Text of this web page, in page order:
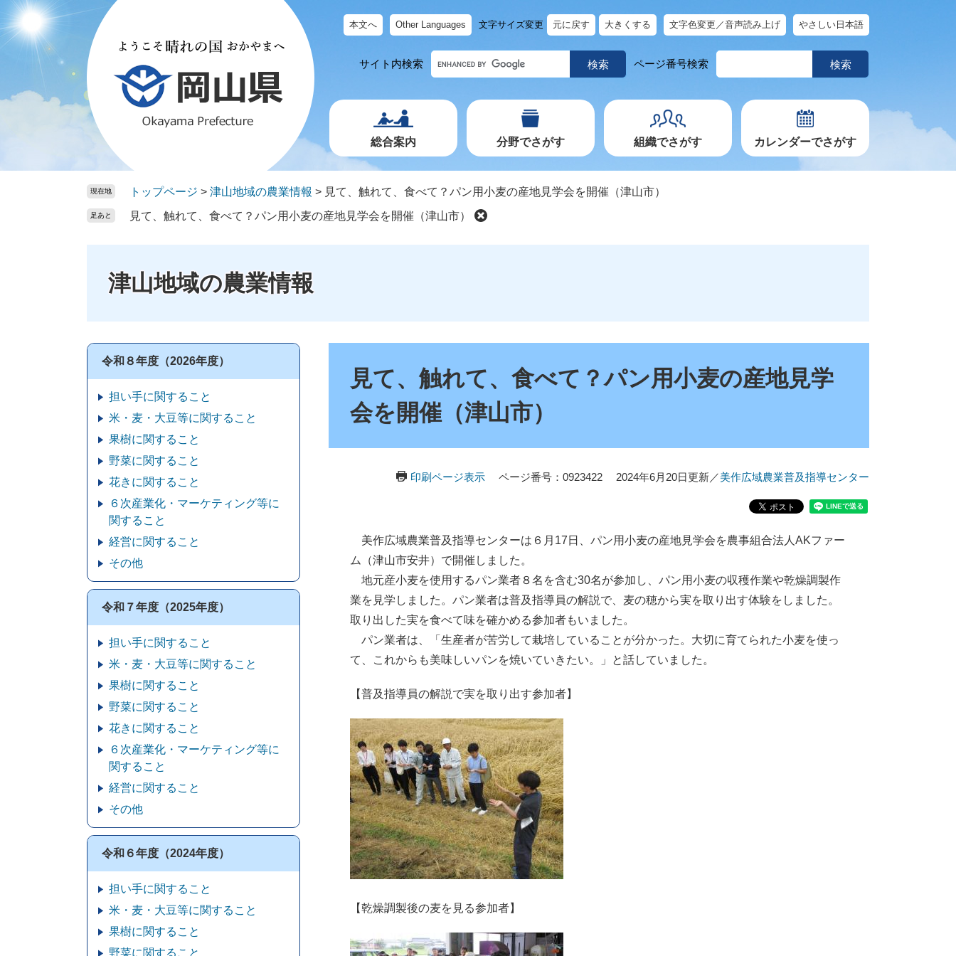
ー
ジ
ニ
ュ
本文へ Other Languages 文字サイズ変更 元に戻す 大きくする 文字色変更／音声読み上げ やさしい日本語
サイト内検索
キ
ー
ワ
ド
ページ番号検索
ペ
ジ
号
総合案内 分野でさがす 組織でさがす カレンダーでさがす
現在地 トップページ > 津山地域の農業情報 > 見て、触れて、食べて？パン用小麦の産地見学会を開催（津山市）
足あと 見て、触れて、食べて？パン用小麦の産地見学会を開催（津山市）
津山地域の農業情報
見て、触れて、食べて？パン用小麦の産地見学
会を開催（津山市）
印刷ページ表示 ページ番号：0923422 2024年6月20日更新／美作広域農業普及指導センター
美作広域農業普及指導センターは６月17日、パン用小麦の産地見学会を農事組合法人AKファー
ム（津山市安井）で開催しました。
地元産小麦を使用するパン業者８名を含む30名が参加し、パン用小麦の収穫作業や乾燥調製作
業を見学しました。パン業者は普及指導員の解説で、麦の穂から実を取り出す体験をしました。
取り出した実を食べて味を確かめる参加者もいました。
パン業者は、「生産者が苦労して栽培していることが分かった。大切に育てられた小麦を使っ
て、これからも美味しいパンを焼いていきたい。」と話していました。
【普及指導員の解説で実を取り出す参加者】
【乾燥調製後の麦を見る参加者】
令和８年度（2026年度）
担い手に関すること
米・麦・大豆等に関すること
果樹に関すること
野菜に関すること
花きに関すること
６次産業化・マーケティング等に
関すること
経営に関すること
その他
令和７年度（2025年度）
担い手に関すること
米・麦・大豆等に関すること
果樹に関すること
野菜に関すること
花きに関すること
６次産業化・マーケティング等に
関すること
経営に関すること
その他
令和６年度（2024年度）
担い手に関すること
米・麦・大豆等に関すること
果樹に関すること
野菜に関すること